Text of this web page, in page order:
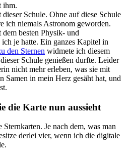
ihm.
Schule. Ohne auf diese Schule
ich niemals Astronom geworden.
besten Physik- und
je hatte. Ein ganzes Kapitel in
den Sternen widmete ich diesem
Schule genießen durfte. Leider
nicht mehr erleben, was sie mit
Samen in mein Herz gesäht hat, und
die Karte nun aussieht
Je nach dem, was man
derlei vier, wenn ich die digitale